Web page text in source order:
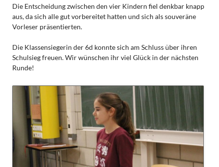
Die Entscheidung zwischen den vier Kindern fiel denkbar knapp
aus, da sich alle gut vorbereitet hatten und sich als souveräne
Vorleser präsentierten.
Die Klassensiegerin der 6d konnte sich am Schluss über ihren
Schulsieg freuen. Wir wünschen ihr viel Glück in der nächsten
Runde!